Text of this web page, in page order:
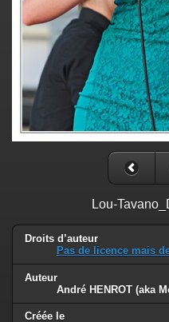
Lou-
Droits d’auteur
Pas de licence mais
Auteur
André HENROT (aka
Créée le